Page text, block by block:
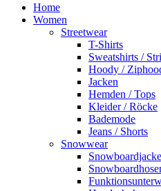
Home
Women
Streetwear
T-Shirts
Sweatshirts /
Hoody /
Jacken
Hemden / Tops
Kleider / Röcke
Bademode
Jeans / Shorts
Snowwear